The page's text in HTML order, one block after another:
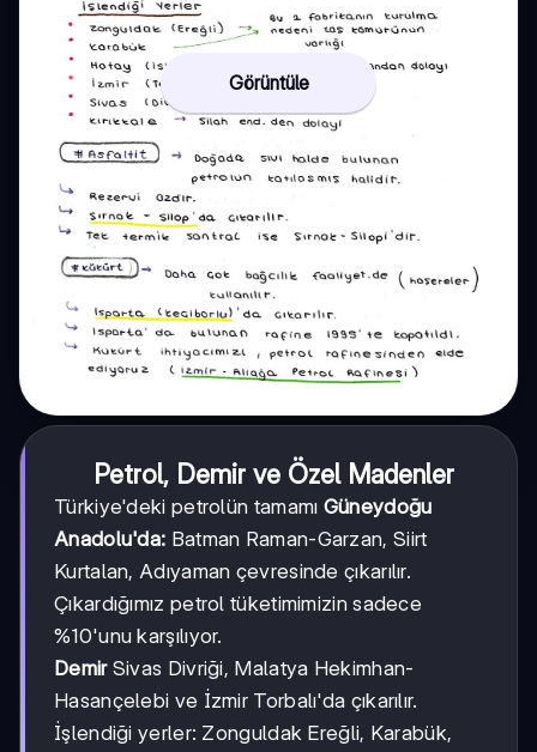
Görüntüle
Petrol, Demir ve Özel Madenler
Türkiye'deki petrolün tamamı Güneydoğu
Anadolu'da: Batman Raman-Garzan, Siirt
Kurtalan, Adıyaman çevresinde çıkarılır.
Çıkardığımız petrol tüketimimizin sadece
%10'unu karşılıyor.
DemirSivas Divriği, Malatya Hekimhan-
Hasançelebi ve İzmir Torbalı'da çıkarılır.
İşlendiği yerler: Zonguldak Ereğli, Karabük,